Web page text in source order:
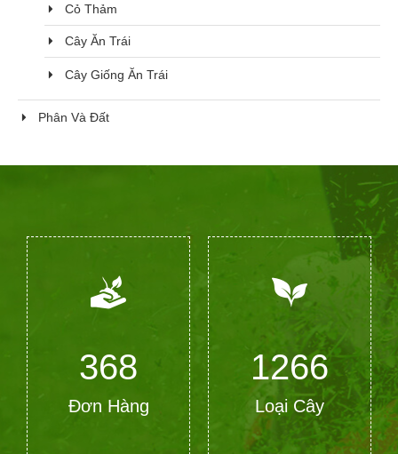
Cỏ Thảm
Cây Ăn Trái
Cây Giống Ăn Trái
Phân Và Đất
368
Đơn Hàng
1266
Loại Cây